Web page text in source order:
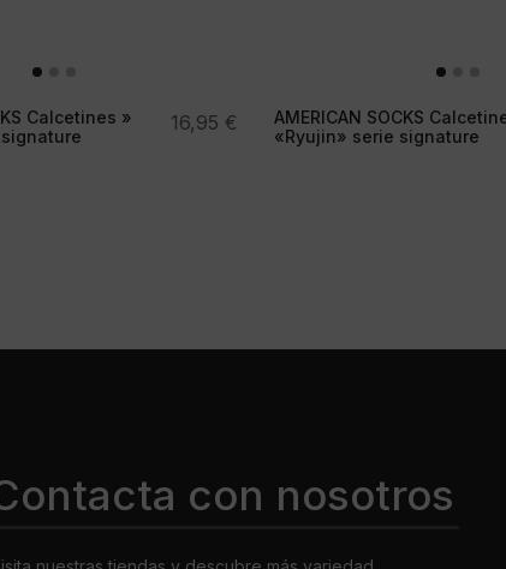
Calcetines »
16,95 €
AMERICAN SOCKS
«Ryujin» serie signature
con nosotros